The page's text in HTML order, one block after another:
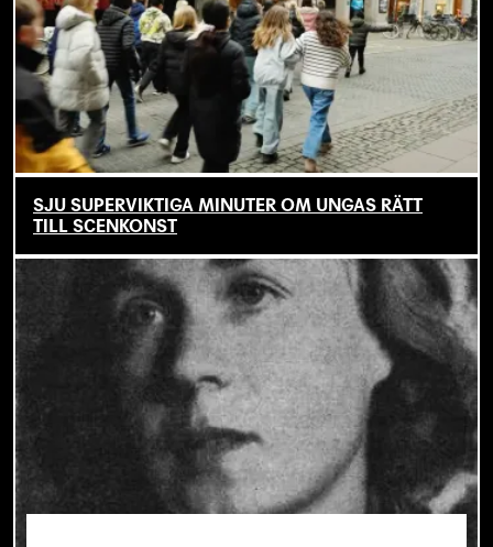
SJU SUPERVIKTIGA MINUTER OM UNGAS RÄTT
TILL SCENKONST